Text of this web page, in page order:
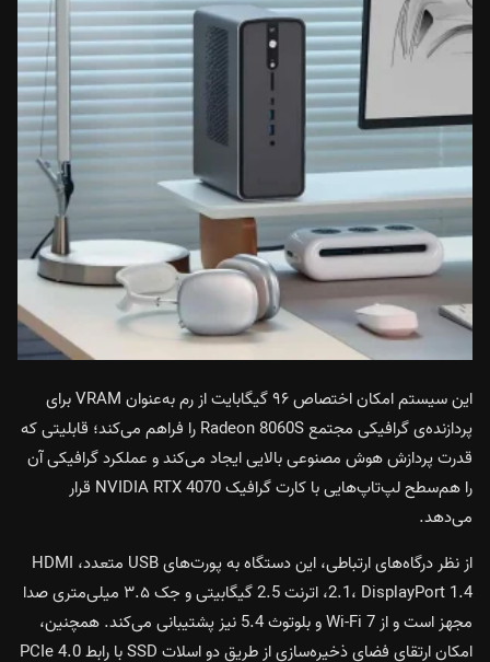
این سیستم امکان اختصاص ۹۶ گیگابایت از رم به‌عنوان VRAM برای
پردازنده‌ی گرافیکی مجتمع Radeon 8060S را فراهم می‌کند؛ قابلیتی که
قدرت پردازش هوش مصنوعی بالایی ایجاد می‌کند و عملکرد گرافیکی آن
را هم‌سطح لپ‌تاپ‌هایی با کارت گرافیک NVIDIA RTX 4070 قرار
می‌دهد.
از نظر درگاه‌های ارتباطی، این دستگاه به پورت‌های USB متعدد، HDMI
2.1، DisplayPort 1.4، اترنت 2.5 گیگابیتی و جک ۳.۵ میلی‌متری صدا
مجهز است و از Wi-Fi 7 و بلوتوث 5.4 نیز پشتیبانی می‌کند. همچنین،
امکان ارتقای فضای ذخیره‌سازی از طریق دو اسلات SSD با رابط PCIe 4.0